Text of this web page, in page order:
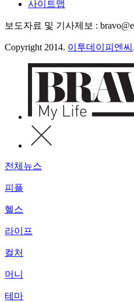
사이트맵
보도자료 및 기사제보 :
Copyright 2014. 이투데이피엔씨
전체뉴스
피플
헬스
라이프
컬처
머니
테마